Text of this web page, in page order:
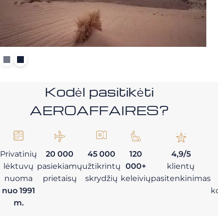
Kodėl pasitikėti
AEROAFFAIRES?
Privatinių
lėktuvų
nuoma
nuo 1991
m.
20 000
pasiekiamų
prietaisų
45 000
užtikrintų
skrydžių
120
000+
keleivių
4,9/5
klientų
pasitenkinimas